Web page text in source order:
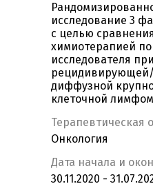
исследование 3
с целью
химиотерапией
исследователя при
диффузной
клеточной
Терапевтическая
Онкология
Дата начала и
30.11.2020 -